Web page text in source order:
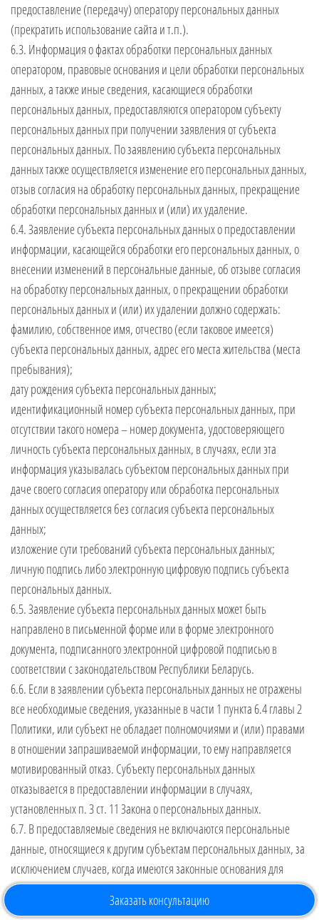
Заказать консультацию
предоставление (передачу) оператору персональных данных
(прекратить использование сайта и т.п.).
6.3. Информация о фактах обработки персональных данных
оператором, правовые основания и цели обработки персональных
данных, а также иные сведения, касающиеся обработки
персональных данных, предоставляются оператором субъекту
персональных данных при получении заявления от субъекта
персональных данных. По заявлению субъекта персональных
данных также осуществляется изменение его персональных данных,
отзыв согласия на обработку персональных данных, прекращение
обработки персональных данных и (или) их удаление.
6.4. Заявление субъекта персональных данных о предоставлении
информации, касающейся обработки его персональных данных, о
внесении изменений в персональные данные, об отзыве согласия
на обработку персональных данных, о прекращении обработки
персональных данных и (или) их удалении должно содержать:
фамилию, собственное имя, отчество (если таковое имеется)
субъекта персональных данных, адрес его места жительства (места
пребывания);
дату рождения субъекта персональных данных;
идентификационный номер субъекта персональных данных, при
отсутствии такого номера – номер документа, удостоверяющего
личность субъекта персональных данных, в случаях, если эта
информация указывалась субъектом персональных данных при
даче своего согласия оператору или обработка персональных
данных осуществляется без согласия субъекта персональных
данных;
изложение сути требований субъекта персональных данных;
личную подпись либо электронную цифровую подпись субъекта
персональных данных.
6.5. Заявление субъекта персональных данных может быть
направлено в письменной форме или в форме электронного
документа, подписанного электронной цифровой подписью в
соответствии с законодательством Республики Беларусь.
6.6. Если в заявлении субъекта персональных данных не отражены
все необходимые сведения, указанные в части 1 пункта 6.4 главы 2
Политики, или субъект не обладает полномочиями и (или) правами
в отношении запрашиваемой информации, то ему направляется
мотивированный отказ. Субъекту персональных данных
отказывается в предоставлении информации в случаях,
установленных п. 3 ст. 11 Закона о персональных данных.
6.7. В предоставляемые сведения не включаются персональные
данные, относящиеся к другим субъектам персональных данных, за
исключением случаев, когда имеются законные основания для
раскрытия таких персональных данных.
6.8. Оператор имеет право: